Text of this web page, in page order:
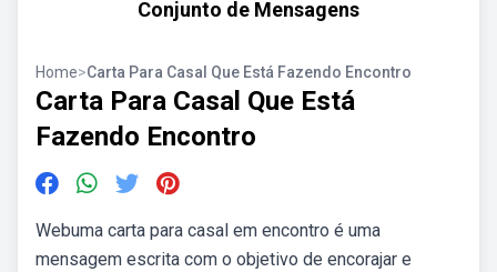
Conjunto de Mensagens
Home>Carta Para Casal Que Está Fazendo Encontro
Carta Para Casal Que Está
Fazendo Encontro
Webuma carta para casal em encontro é uma
mensagem escrita com o objetivo de encorajar e